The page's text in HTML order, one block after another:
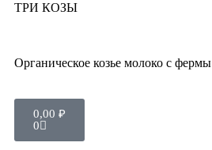
ТРИ КОЗЫ
Органическое козье молоко с фермы
0,00 ₽
0